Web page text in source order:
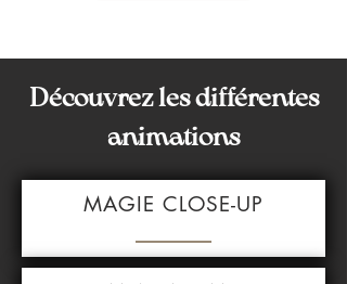
Découvrez les différentes
animations
MAGIE CLOSE-UP